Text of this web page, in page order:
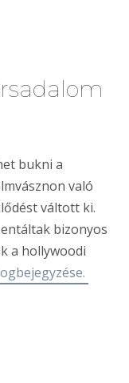
bukni a
való
váltott ki.
bizonyos
a hollywoodi